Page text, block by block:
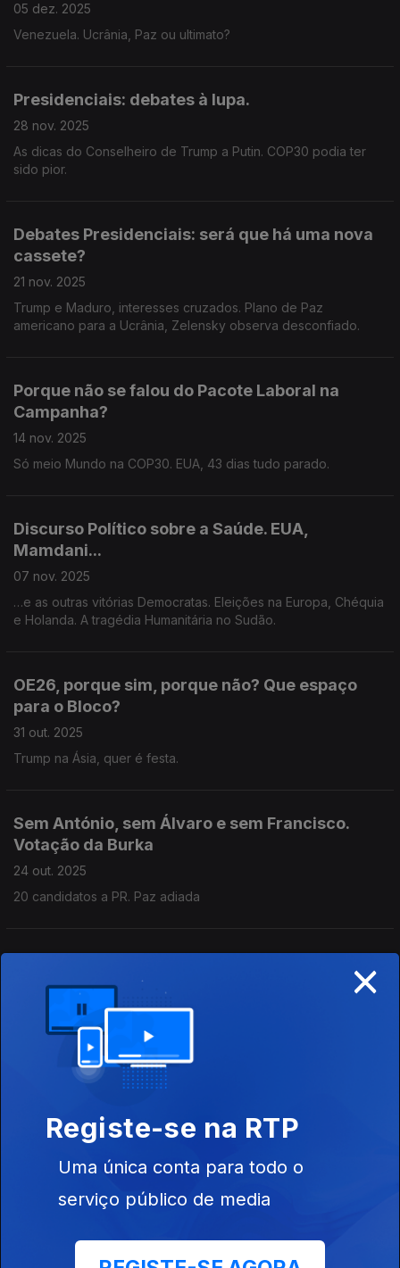
05 dez. 2025
Venezuela. Ucrânia, Paz ou ultimato?
Presidenciais: debates à lupa.
28 nov. 2025
As dicas do Conselheiro de Trump a Putin. COP30 podia ter
sido pior.
Debates Presidenciais: será que há uma nova
cassete?
21 nov. 2025
Trump e Maduro, interesses cruzados. Plano de Paz
americano para a Ucrânia, Zelensky observa desconfiado.
Porque não se falou do Pacote Laboral na
Campanha?
14 nov. 2025
Só meio Mundo na COP30. EUA, 43 dias tudo parado.
Discurso Político sobre a Saúde. EUA,
Mamdani...
07 nov. 2025
…e as outras vitórias Democratas. Eleições na Europa, Chéquia
e Holanda. A tragédia Humanitária no Sudão.
OE26, porque sim, porque não? Que espaço
para o Bloco?
31 out. 2025
Trump na Ásia, quer é festa.
Sem António, sem Álvaro e sem Francisco.
Votação da Burka
24 out. 2025
20 candidatos a PR. Paz adiada
Gaza incompreensível
17 out. 2025
Nobel da Paz para Corina Machado.
26 set. 2025
Gaza Genocídio
×
Registe-se na RTP
Uma única conta para todo o
serviço público de media